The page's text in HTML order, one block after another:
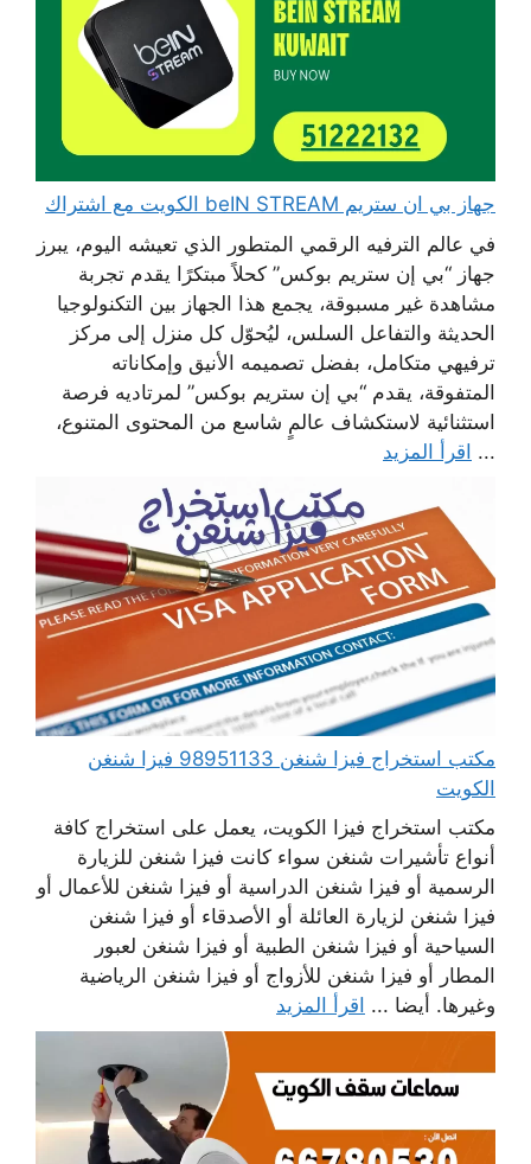
جهاز بي ان ستريم beIN STREAM الكويت مع اشتراك
في عالم الترفيه الرقمي المتطور الذي تعيشه اليوم، يبرز
جهاز “بي إن ستريم بوكس” كحلاً مبتكرًا يقدم تجربة
مشاهدة غير مسبوقة، يجمع هذا الجهاز بين التكنولوجيا
الحديثة والتفاعل السلس، ليُحوّل كل منزل إلى مركز
ترفيهي متكامل، بفضل تصميمه الأنيق وإمكاناته
المتفوقة، يقدم “بي إن ستريم بوكس” لمرتاديه فرصة
استثنائية لاستكشاف عالمٍ شاسع من المحتوى المتنوع،
... اقرأ المزيد
مكتب استخراج فيزا شنغن 98951133 فيزا شنغن
الكويت
مكتب استخراج فيزا الكويت، يعمل على استخراج كافة
أنواع تأشيرات شنغن سواء كانت فيزا شنغن للزيارة
الرسمية أو فيزا شنغن الدراسية أو فيزا شنغن للأعمال أو
فيزا شنغن لزيارة العائلة أو الأصدقاء أو فيزا شنغن
السياحية أو فيزا شنغن الطبية أو فيزا شنغن لعبور
المطار أو فيزا شنغن للأزواج أو فيزا شنغن الرياضية
وغيرها. أيضا ... اقرأ المزيد